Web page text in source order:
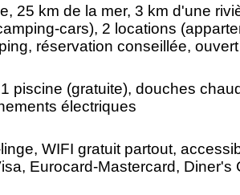
25 km de la mer, 3 km d'une
cars), 2 locations
réservation conseillée,
1 piscine (gratuite), douches
électriques
linge, WIFI gratuit partout,
Eurocard-Mastercard, Diner's